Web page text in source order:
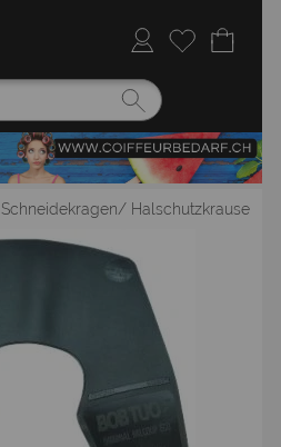
Schneidekragen/ Halschutzkrause